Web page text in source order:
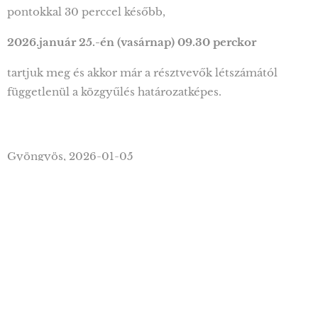
pontokkal 30 perccel később,
2026.január 25.-én (vasárnap) 09.30 perckor
tartjuk meg és akkor már a résztvevők létszámától
függetlenül a közgyűlés határozatképes.
Gyöngyös, 2026-01-05